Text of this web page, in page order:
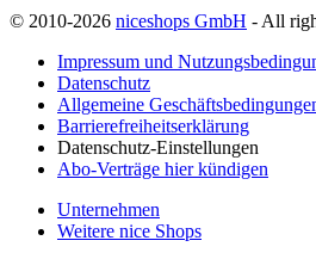
© 2010-2026 niceshops GmbH - All
Impressum und
Datenschutz
Allgemeine
Barrierefreiheitserklärung
Datenschutz-Einstellungen
Abo-Verträge hier kündigen
Unternehmen
Weitere nice Shops